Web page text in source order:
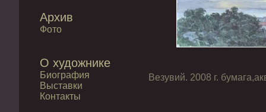
Архив
Фото
О художнике
Биография
Выставки
Контакты
Везувий. 2008 г.